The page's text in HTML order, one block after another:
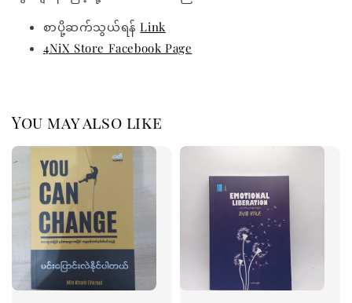
စာပို့ဆက်သွယ်ရန်Link
4NiX Store Facebook Page
You may also like